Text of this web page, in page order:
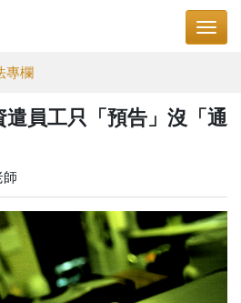
專欄
遣員工只「預告」沒「通
師